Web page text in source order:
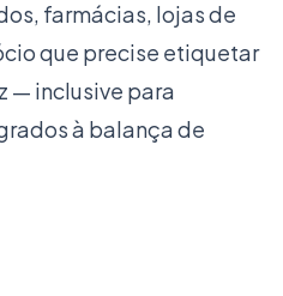
farmácias, lojas de
que precise etiquetar
— inclusive para
à balança de